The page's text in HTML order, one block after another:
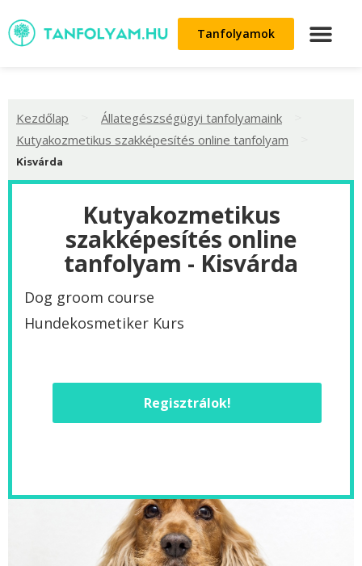
Tanfolyamok
Kezdőlap Állategészségügyi tanfolyamaink
Kutyakozmetikus szakképesítés online tanfolyam
Kisvárda
Kutyakozmetikus
szakképesítés online
tanfolyam - Kisvárda
Dog groom course
Hundekosmetiker Kurs
Regisztrálok!